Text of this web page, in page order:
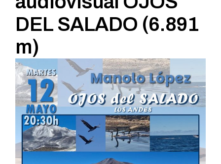
DEL SALADO (6.891
m)